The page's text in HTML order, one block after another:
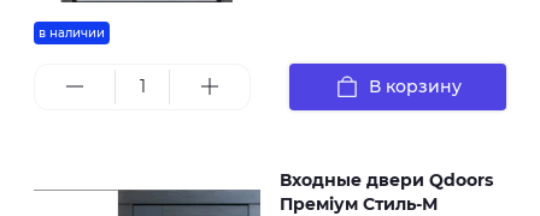
в наличии
В корзину
Входные двери Qdoors
Преміум Стиль-М